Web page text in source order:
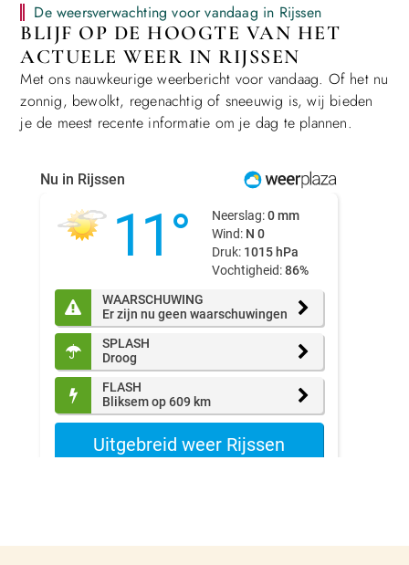
De weersverwachting voor vandaag in Rijssen
BLIJF OP DE HOOGTE VAN HET
ACTUELE WEER IN RIJSSEN
Met ons nauwkeurige weerbericht voor vandaag. Of het nu
zonnig, bewolkt, regenachtig of sneeuwig is, wij bieden
je de meest recente informatie om je dag te plannen.